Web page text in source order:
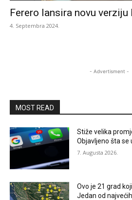
Ferero lansira novu verziju
4. Septembra 2024.
- Advertisment -
MOST READ
Stiže velika
Objavljeno šta se
7. Augusta 2026.
Ovo je 21 grad
Jedan od